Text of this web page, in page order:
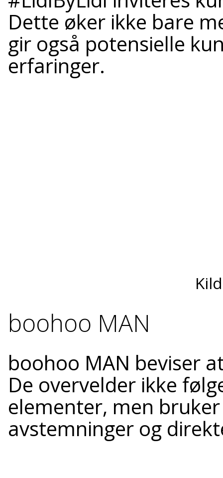
Dette øker ikke bare
gir også potensielle
erfaringer.
boohoo MAN
boohoo MAN beviser
De overvelder ikke
elementer, men
avstemninger og